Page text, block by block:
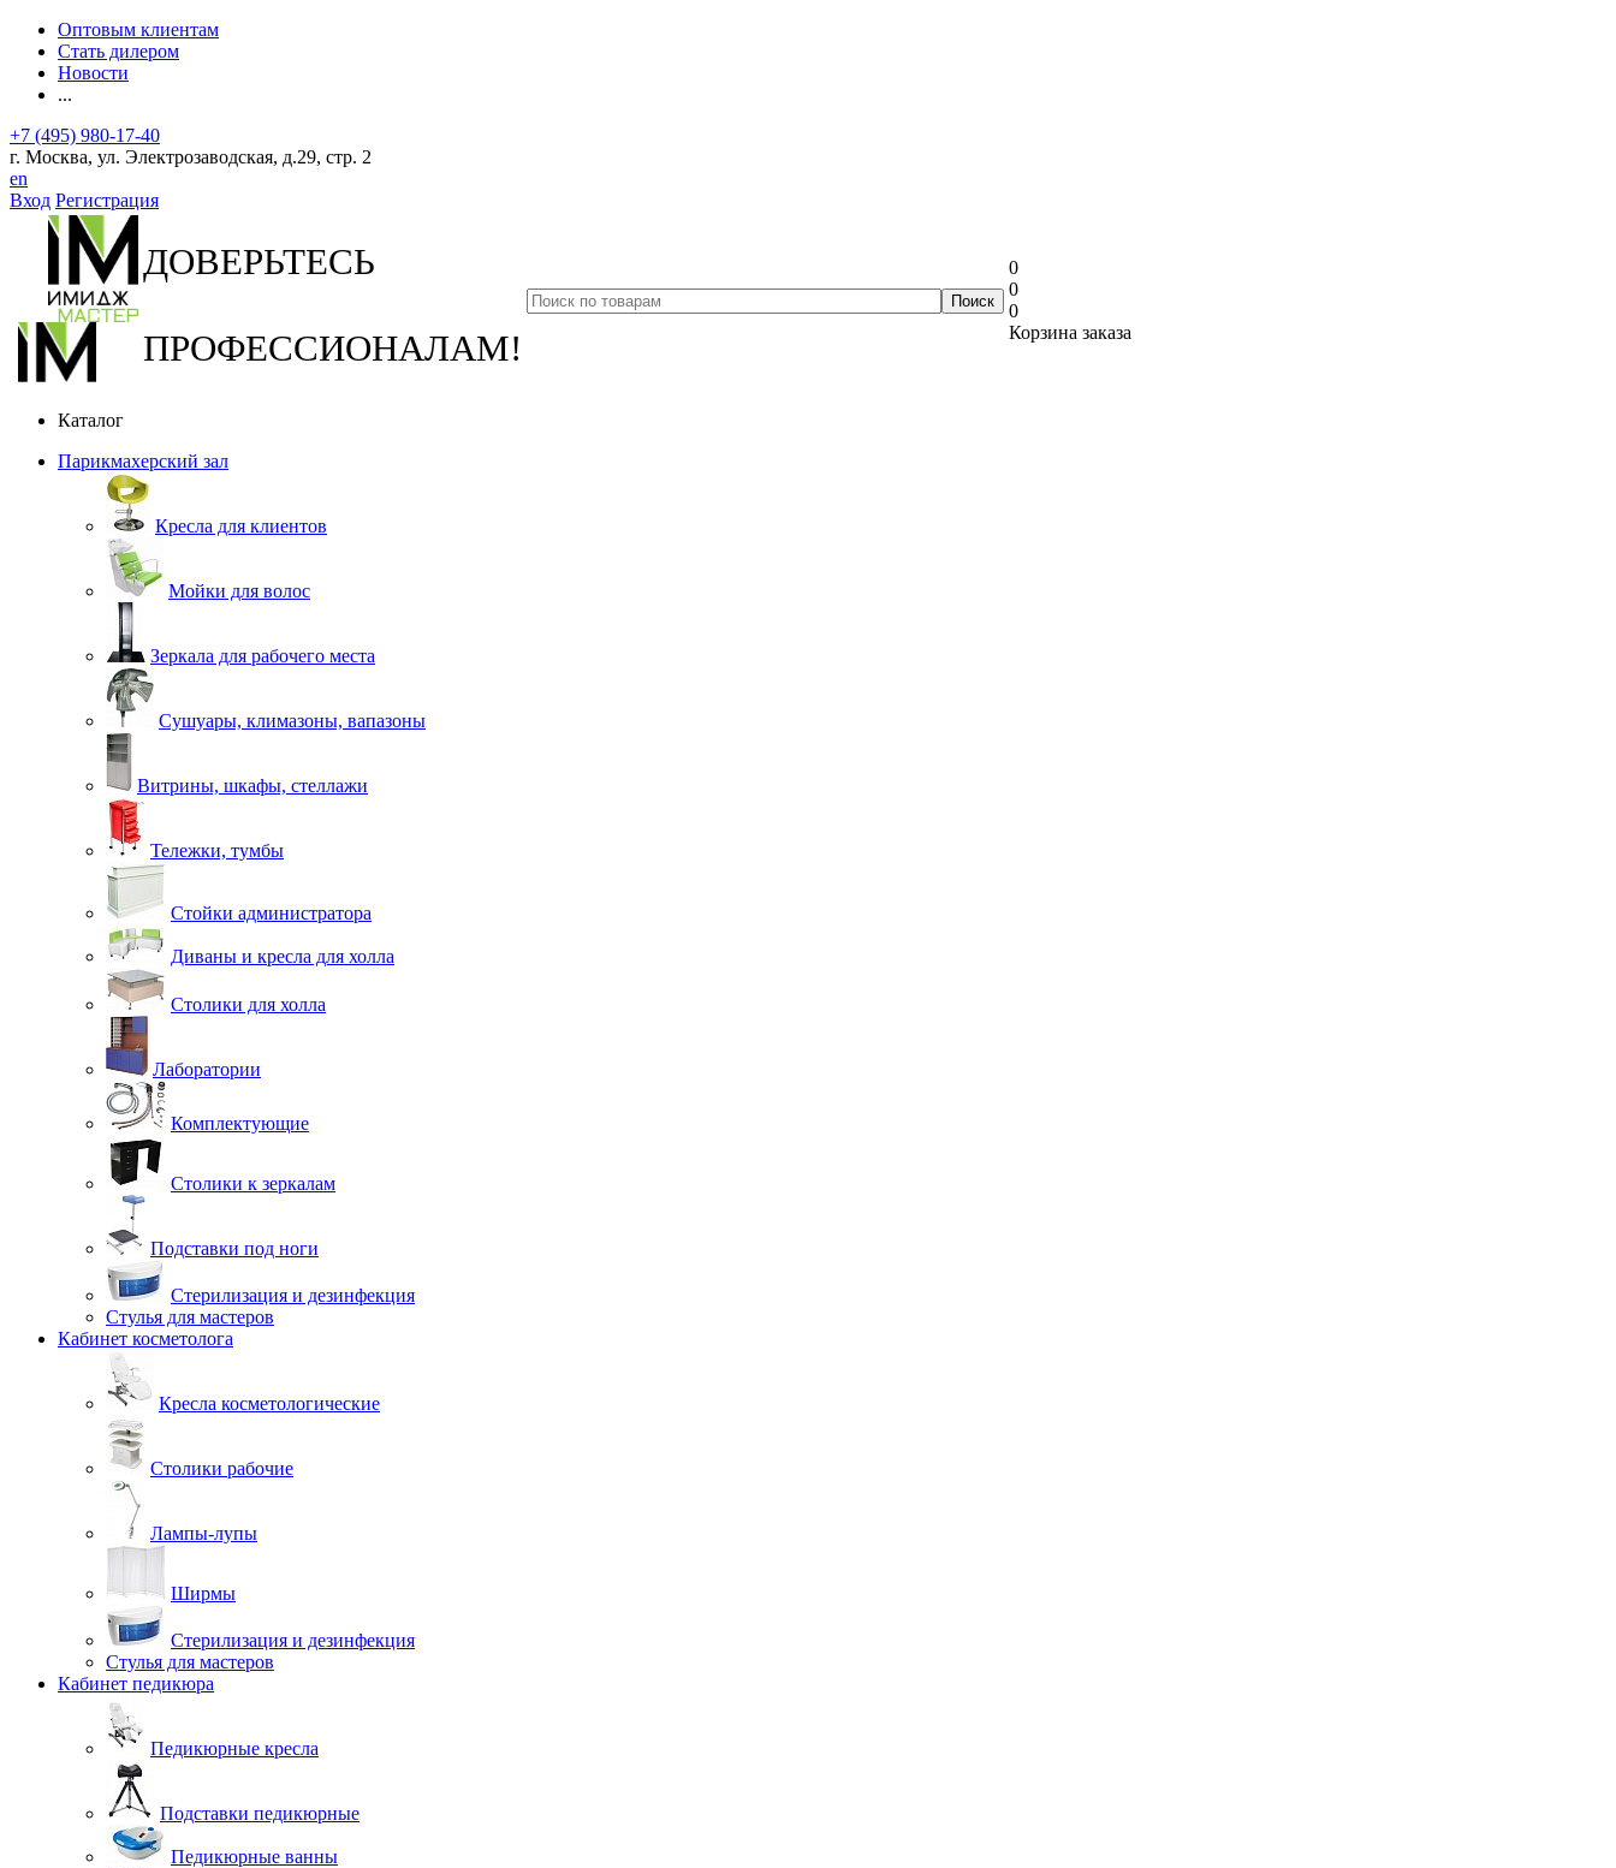
Оптовым клиентам
Стать дилером
Новости
...
+7 (495) 980-17-40
г. Москва, ул. Электрозаводская, д.29, стр. 2
en
Вход Регистрация
ДОВЕРЬТЕСЬ
ПРОФЕССИОНАЛАМ!
0
0
0
Корзина заказа
Каталог
Парикмахерский зал
Кресла для клиентов
Мойки для волос
Зеркала для рабочего места
Сушуары, климазоны, вапазоны
Витрины, шкафы, стеллажи
Тележки, тумбы
Стойки администратора
Диваны и кресла для холла
Столики для холла
Лаборатории
Комплектующие
Столики к зеркалам
Подставки под ноги
Стерилизация и дезинфекция
Стулья для мастеров
Кабинет косметолога
Кресла косметологические
Столики рабочие
Лампы-лупы
Ширмы
Стерилизация и дезинфекция
Стулья для мастеров
Кабинет педикюра
Педикюрные кресла
Подставки педикюрные
Педикюрные ванны